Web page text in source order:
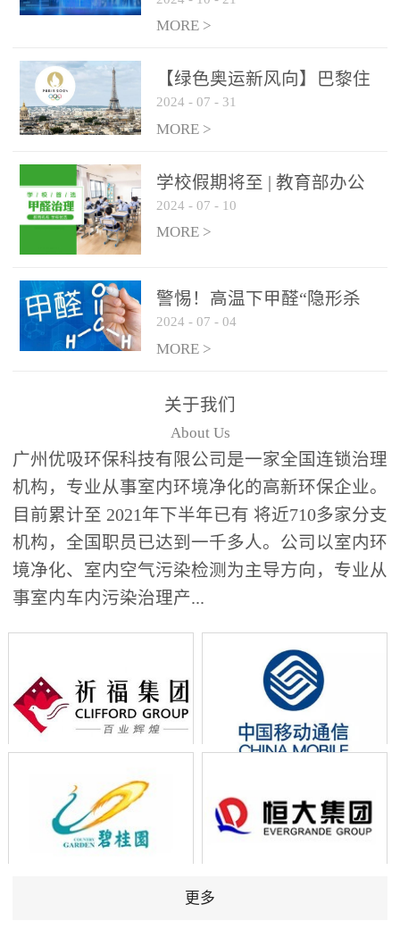
MORE >
【绿色奥运新风向】巴黎住
宿风波：优吸环保共建健康
绿色家居
2024 - 07 - 31
MORE >
学校假期将至 | 教育部办公
厅关于加强学校新建校舍室
内空气质量管理通知
2024 - 07 - 10
MORE >
警惕！高温下甲醛“隐形杀
手”来袭，你的家安全吗？
2024 - 07 - 04
MORE >
关于我们
About Us
广州优吸环保科技有限公司是一家全国连锁治理
机构，专业从事室内环境净化的高新环保企业。
目前累计至 2021年下半年已有 将近710多家分支
机构，全国职员已达到一千多人。公司以室内环
境净化、室内空气污染检测为主导方向，专业从
事室内车内污染治理产...
更多